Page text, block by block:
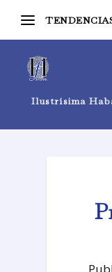
Ilustrísima